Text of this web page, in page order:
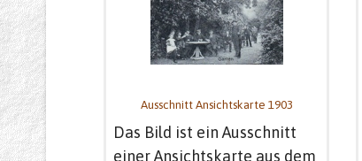
Ausschnitt Ansichtskarte 1903
Das Bild ist ein Ausschnitt
einer Ansichtskarte aus dem